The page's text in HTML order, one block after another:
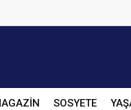
SOSYETE